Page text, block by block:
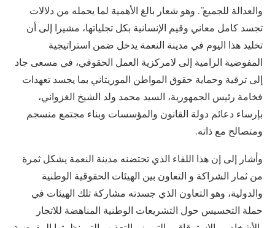
والعدالة للجميع”. وهو شعار بالغ الأهمية لما يحمله من دلالات
تجسد كامل معاني وقيم الإنسانية بكل تجلياتها، مشيرا إلى أن
تخليد هذا اليوم في مدينة النعمة يدخل ضمن استراتيجية
المفوضية الرامية إلى لامركزية العمل الحقوقي، في مسعى جاد
إلى ترقية وحماية حقوق المواطن الموريتاني بما يجسد تعهدات
فخامة رئيس الجمهورية، السيد محمد ولد الشيخ الغزواني،
بإرساء دعائم دولة القانون والمؤسسات وبناء مجتمع منسجم
ومتصالح مع ذاته.
وأشار إلى إن هذا اللقاء الذي تحتضنه مدينة النعمة يشكل ثمرة
من ثمار الشراكة و التعاون بين الهيئات الحقوقية الوطنية
والدولية، وهو التعاون الذي جسدته مشاركة تلك الهيئات في
حملة التحسيس حول التشريعات الوطنية المناهضة للاتجار